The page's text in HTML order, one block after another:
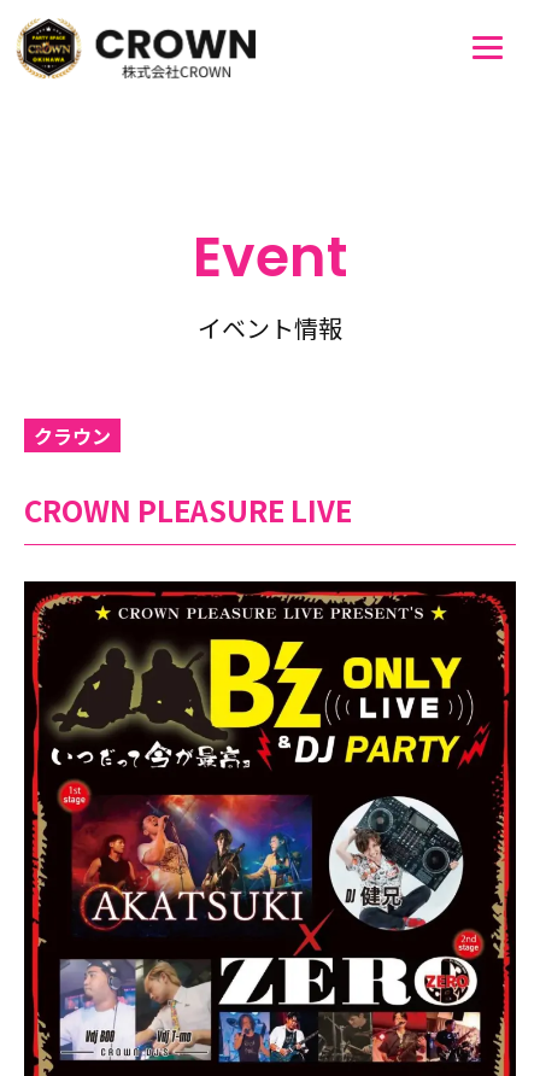
Event
イベント情報
クラウン
CROWN PLEASURE LIVE